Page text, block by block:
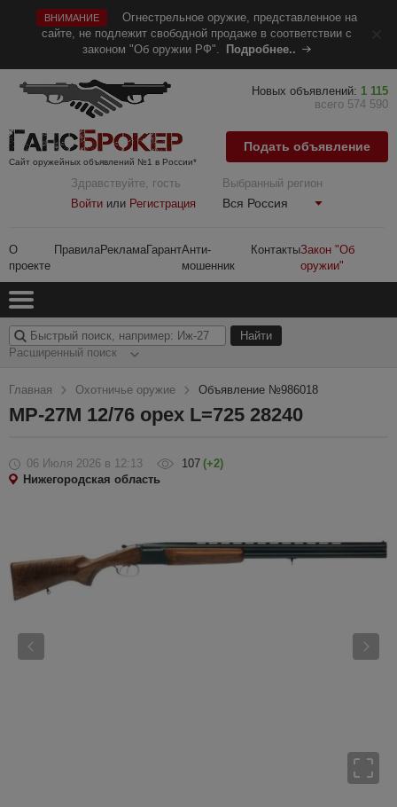
ВНИМАНИЕ
Огнестрельное оружие, представленное на
сайте, не подлежит свободной продаже в соответствии с
законом "Об оружии РФ".
Подробнее..
Сайт оружейных объявлений №1 в России*
Здравствуйте, гость
Войти или Регистрация
Выбранный регион
Вся Россия
О
проекте
ПравилаРекламаГарантАнти-
мошенник
КонтактыЗакон "Об
оружии"
Новых объявлений: 1 115
всего 574 590
Подать объявление
Расширенный поиск
Главная Охотничье оружие Объявление №986018
МР-27М 12/76 орех L=725 28240
06 Июля 2026 в 12:13 107 (+2)
Нижегородская область